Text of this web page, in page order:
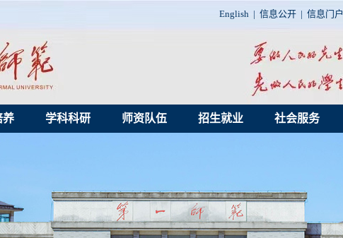
English | 信息公开 | 信息门户
养 学科科研 师资队伍 招生就业 社会服务